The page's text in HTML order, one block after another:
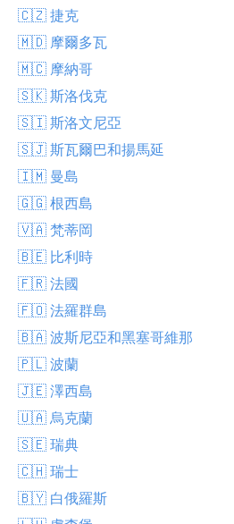
🇨🇿 捷克
🇲🇩 摩爾多瓦
🇲🇨 摩納哥
🇸🇰 斯洛伐克
🇸🇮 斯洛文尼亞
🇸🇯 斯瓦爾巴和揚馬延
🇮🇲 曼島
🇬🇬 根西島
🇻🇦 梵蒂岡
🇧🇪 比利時
🇫🇷 法國
🇫🇴 法羅群島
🇧🇦 波斯尼亞和黑塞哥維那
🇵🇱 波蘭
🇯🇪 澤西島
🇺🇦 烏克蘭
🇸🇪 瑞典
🇨🇭 瑞士
🇧🇾 白俄羅斯